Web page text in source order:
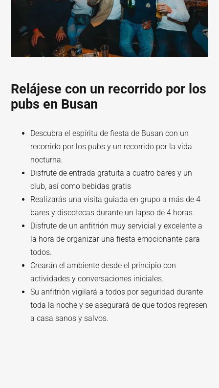
Relájese con un recorrido por los
pubs en Busan
Descubra el espíritu de fiesta de Busan con un
recorrido por los pubs y un recorrido por la vida
nocturna.
Disfrute de entrada gratuita a cuatro bares y un
club, así como bebidas gratis
Realizarás una visita guiada en grupo a más de 4
bares y discotecas durante un lapso de 4 horas.
Disfrute de un anfitrión muy servicial y excelente a
la hora de organizar una fiesta emocionante para
todos.
Crearán el ambiente desde el principio con
actividades y conversaciones iniciales.
Su anfitrión vigilará a todos por seguridad durante
toda la noche y se asegurará de que todos regresen
a casa sanos y salvos.